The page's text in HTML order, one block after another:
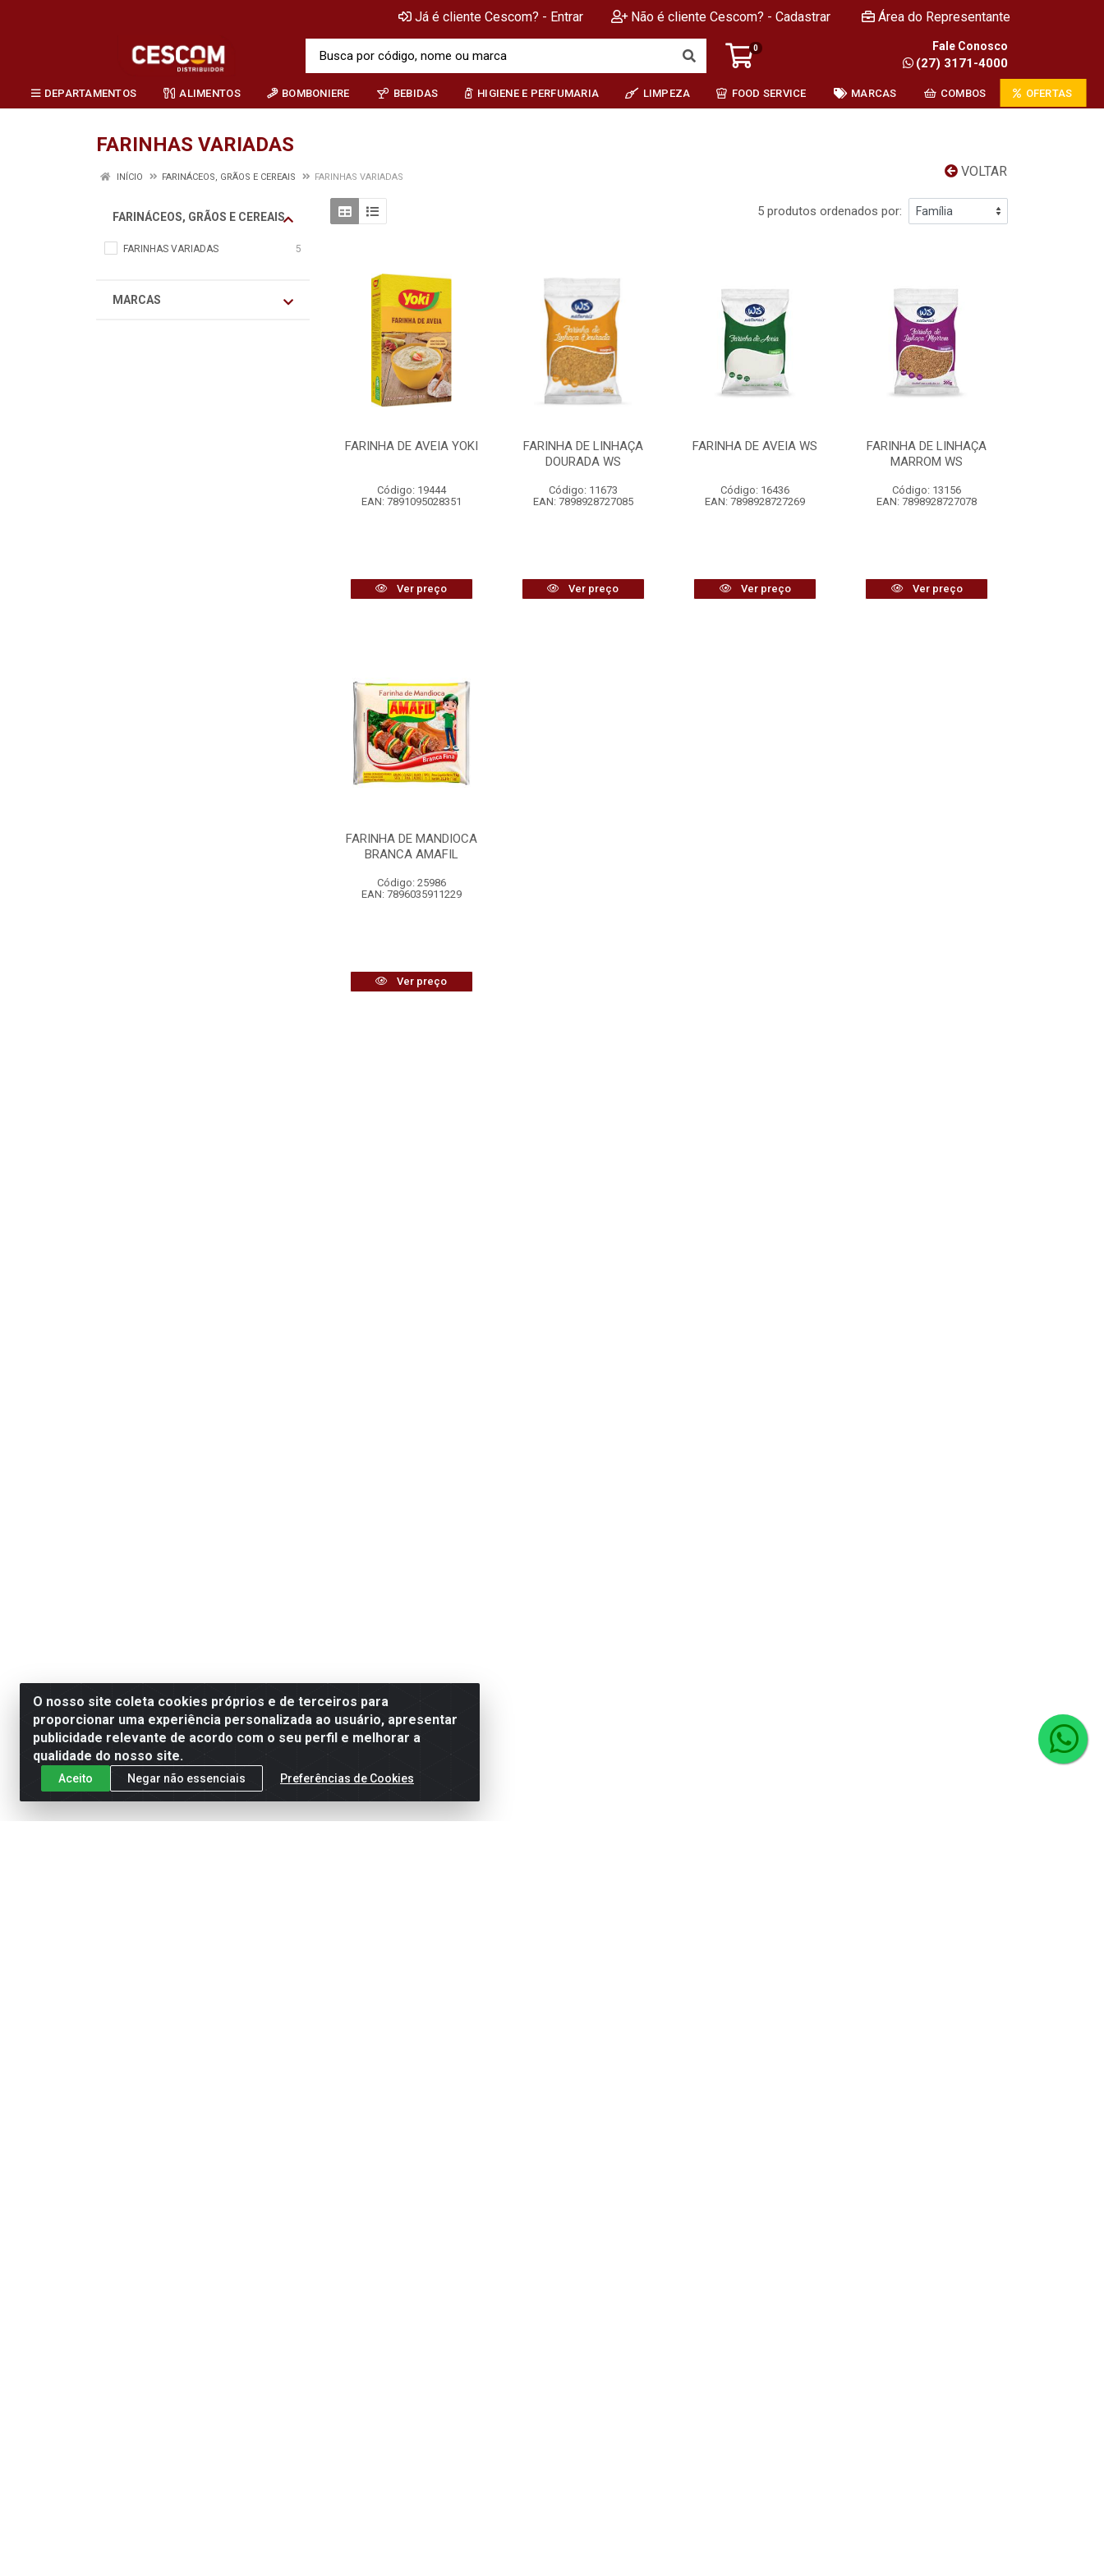
Já é cliente Cescom? - Entrar Não é cliente Cescom? - Cadastrar Área do Representante
0 Fale Conosco
(27) 3171-4000
DEPARTAMENTOS ALIMENTOS BOMBONIERE BEBIDAS HIGIENE E PERFUMARIA LIMPEZA FOOD SERVICE MARCAS COMBOS OFERTAS
FARINHAS VARIADAS
VOLTAR
INÍCIO FARINÁCEOS, GRÃOS E CEREAIS FARINHAS VARIADAS
FARINÁCEOS, GRÃOS E CEREAIS
FARINHAS VARIADAS 5
MARCAS
5 produtos ordenados por:
FARINHA DE AVEIA YOKI
Código: 19444
EAN: 7891095028351
Ver preço
FARINHA DE LINHAÇA
DOURADA WS
Código: 11673
EAN: 7898928727085
Ver preço
FARINHA DE AVEIA WS
Código: 16436
EAN: 7898928727269
Ver preço
FARINHA DE LINHAÇA
MARROM WS
Código: 13156
EAN: 7898928727078
Ver preço
FARINHA DE MANDIOCA
BRANCA AMAFIL
Código: 25986
EAN: 7896035911229
Ver preço
O nosso site coleta cookies próprios e de terceiros para
proporcionar uma experiência personalizada ao usuário, apresentar
publicidade relevante de acordo com o seu perfil e melhorar a
qualidade do nosso site.
Aceito Negar não essenciais Preferências de Cookies